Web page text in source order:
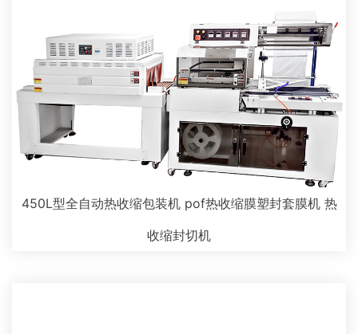
450L型全自动热收缩包装机 pof热收缩膜塑封套膜机 热
收缩封切机